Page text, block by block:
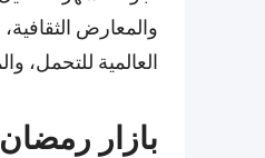
العالمية للتحمل،
بازار رمضان